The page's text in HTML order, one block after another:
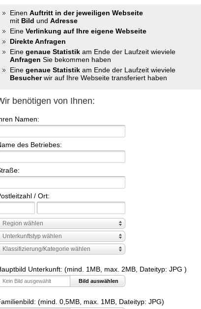
Einen Auftritt in der jeweiligen Webseite
mit Bild und Adresse
Eine Verlinkung auf Ihre eigene Webseite
Direkte Anfragen
Eine genaue Statistik am Ende der Laufzeit wieviele
Anfragen Sie bekommen haben
Eine genaue Statistik am Ende der Laufzeit wieviele
Besucherwir auf Ihre Webseite transferiert haben
benötigen von Ihnen:
Ihren Namen:
des Betriebes:
/ Ort:
Region wählen
Unterkunftstyp wählen
Klassifizierung/Kategorie wählen
Unterkunft: (mind. 1MB, max. 2MB, Dateityp: JPG )
Kein Bild ausgewählt Bild auswählen
(mind. 0,5MB, max. 1MB, Dateityp: JPG)